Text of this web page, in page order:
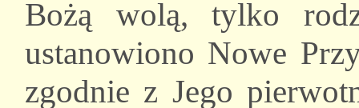
Bożą wolą, tylko
ustanowiono Nowe
zgodnie z Jego